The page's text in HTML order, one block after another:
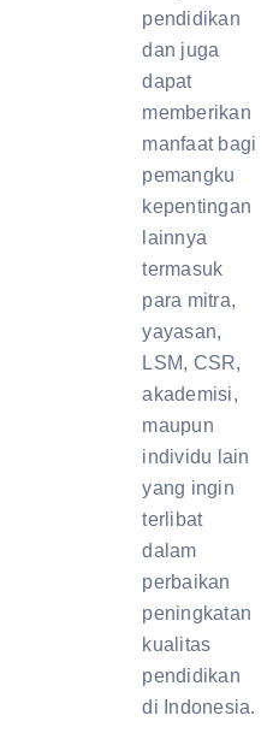
pendidikan
dan juga
dapat
memberikan
manfaat bagi
pemangku
kepentingan
lainnya
termasuk
para mitra,
yayasan,
LSM, CSR,
akademisi,
maupun
individu lain
yang ingin
terlibat
dalam
perbaikan
peningkatan
kualitas
pendidikan
di Indonesia.